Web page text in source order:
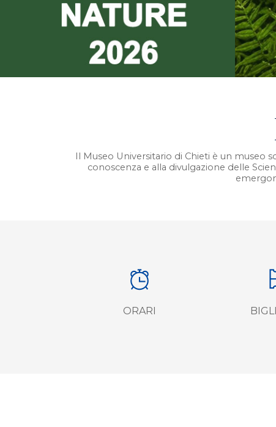
Il Museo Universitario di Chieti è un museo
conoscenza e alla divulgazione delle
ORARI